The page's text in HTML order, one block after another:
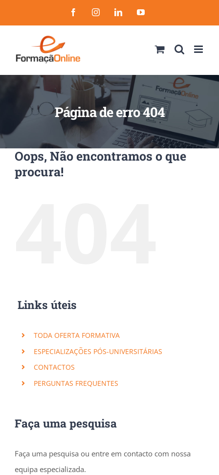
to
FacebookInstagramLinkedInYouTube
Página de erro 404
Oops, Não encontramos o que
procura!
Links úteis
TODA OFERTA FORMATIVA
ESPECIALIZAÇÕES PÓS-UNIVERSITÁRIAS
CONTACTOS
PERGUNTAS FREQUENTES
Faça uma pesquisa
Faça uma pesquisa ou entre em contacto com nossa
equipa especializada.